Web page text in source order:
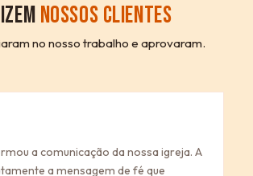
NOSSOS CLIENTES
no nosso trabalho e aprovaram.
a comunicação da nossa igreja. A
a mensagem de fé que